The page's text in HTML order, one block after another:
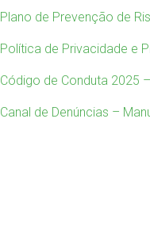
Plano de Prevenção de
Política de Privacidade e
Código de Conduta 2025
Canal de Denúncias –